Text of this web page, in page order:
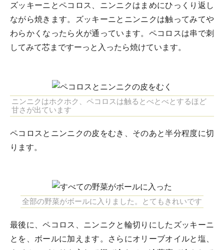
ズッキーニとペコロス、ニンニクはまめにひっくり返し
ながら焼きます。ズッキーニとニンニクは触ってみてや
わらかくなったら火が通っています。ペコロスは串で刺
してみて芯まですーっと入ったら焼けています。
ニンニクはホクホク、ペコロスは触るとべとべとするほど
甘さが出ています
ペコロスとニンニクの皮をむき、そのあと半分程度に切
ります。
全部の野菜がボールに入りました。とてもきれいです
最後に、ペコロス、ニンニクと輪切りにしたズッキーニ
とを、ボールに加えます。さらにオリーブオイルと塩、